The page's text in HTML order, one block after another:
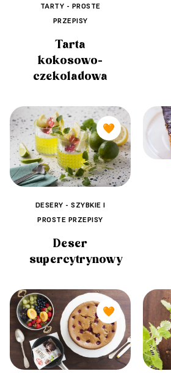
TARTY - PROSTE
PRZEPISY
Tarta
kokosowo-
czekoladowa
🧡
DESERY - SZYBKIE I
PROSTE PRZEPISY
Deser
supercytrynowy
🧡